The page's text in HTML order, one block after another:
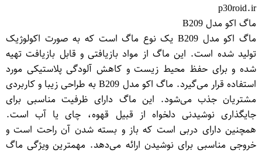
p30roid.ir
ماگ اکو مدل B209
ماگ اکو مدل B209 یک نوع ماگ است که به صورت اکولوژیک
تولید شده است. این ماگ از مواد بازیافتی و قابل بازیافت تهیه
شده و برای حفظ محیط زیست و کاهش آلودگی پلاستیکی مورد
استفاده قرار می‌گیرد. ماگ اکو مدل B209 به طراحی زیبا و کاربردی
مشتریان جذب می‌شود. این ماگ دارای ظرفیت مناسبی برای
جایگذاری نوشیدنی دلخواه از قبیل قهوه، چای یا آب است.
همچنین دارای دربی است که باز و بسته شدن آن راحت است و
خروجی مناسبی برای نوشیدن ارائه می‌دهد. مهمترین ویژگی ماگ